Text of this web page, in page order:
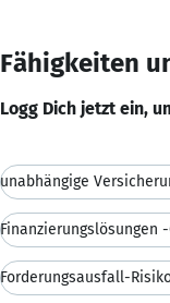
Fähigkeiten
Logg Dich jetzt ein,
Finanzierungslösungen
Forderungsausfall-